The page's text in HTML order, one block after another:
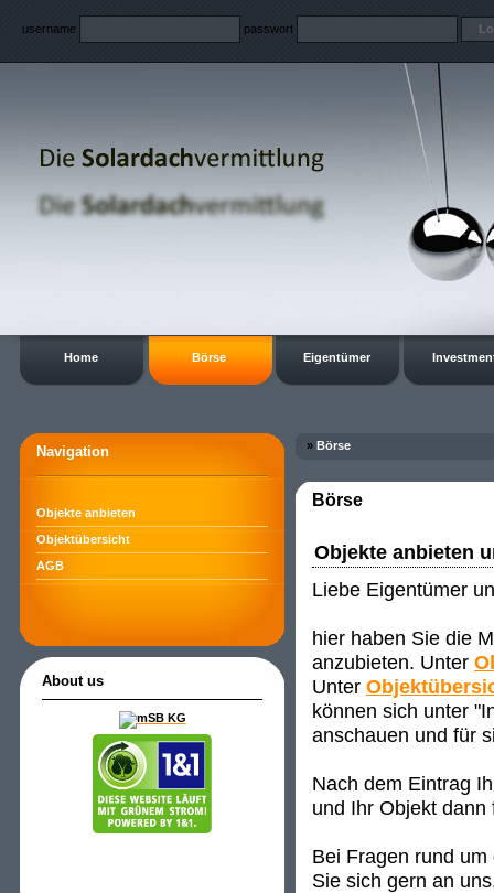
username passwort
Home Börse Eigentümer
Navigation
Objekte anbieten
Objektübersicht
AGB
About us
» Börse
Börse
Objekte anbieten
Liebe Eigentümer
hier haben Sie die
anzubieten. Unter
Unter
können sich unter
anschauen und für
Nach dem Eintrag
und Ihr Objekt dann
Bei Fragen rund
Sie sich gern an